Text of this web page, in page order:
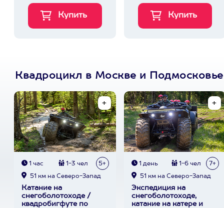
Квадроцикл в Москве и Подмосковье
1 час 1-3 чел 5+
51 км на Северо-Запад
Катание на
снегоболотоходе /
квадробигфуте по
1 день 1-6 чел 7+
51 км на Северо-Запад
Экспедиция на
снегоболотоходе,
катание на катере и